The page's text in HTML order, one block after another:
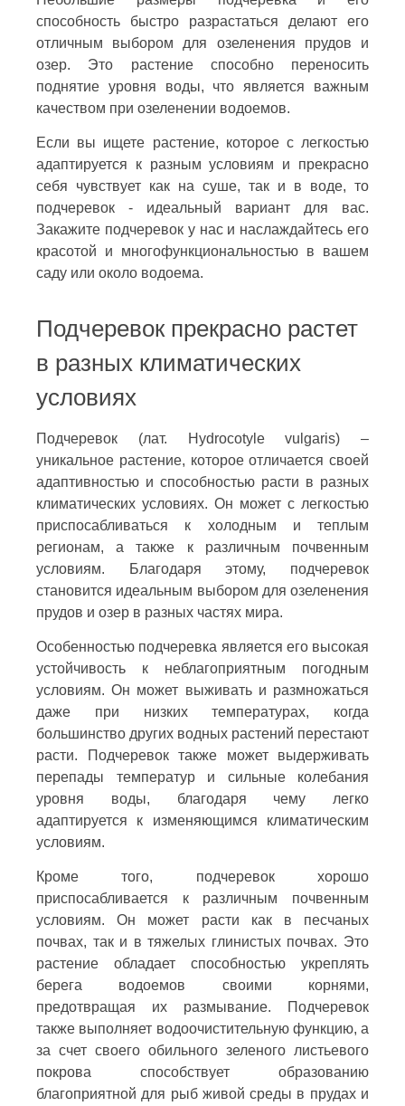
способность быстро разрастаться делают его
отличным выбором для озеленения прудов и
озер. Это растение способно переносить
поднятие уровня воды, что является важным
качеством при озеленении водоемов.
Если вы ищете растение, которое с легкостью
адаптируется к разным условиям и прекрасно
себя чувствует как на суше, так и в воде, то
подчеревок - идеальный вариант для вас.
Закажите подчеревок у нас и наслаждайтесь его
красотой и многофункциональностью в вашем
саду или около водоема.
Подчеревок прекрасно растет
в разных климатических
условиях
Подчеревок (лат. Hydrocotyle vulgaris) –
уникальное растение, которое отличается своей
адаптивностью и способностью расти в разных
климатических условиях. Он может с легкостью
приспосабливаться к холодным и теплым
регионам, а также к различным почвенным
условиям. Благодаря этому, подчеревок
становится идеальным выбором для озеленения
прудов и озер в разных частях мира.
Особенностью подчеревка является его высокая
устойчивость к неблагоприятным погодным
условиям. Он может выживать и размножаться
даже при низких температурах, когда
большинство других водных растений перестают
расти. Подчеревок также может выдерживать
перепады температур и сильные колебания
уровня воды, благодаря чему легко
адаптируется к изменяющимся климатическим
условиям.
Кроме того, подчеревок хорошо
приспосабливается к различным почвенным
условиям. Он может расти как в песчаных
почвах, так и в тяжелых глинистых почвах. Это
растение обладает способностью укреплять
берега водоемов своими корнями,
предотвращая их размывание. Подчеревок
также выполняет водоочистительную функцию, а
за счет своего обильного зеленого листьевого
покрова способствует образованию
благоприятной для рыб живой среды в прудах и